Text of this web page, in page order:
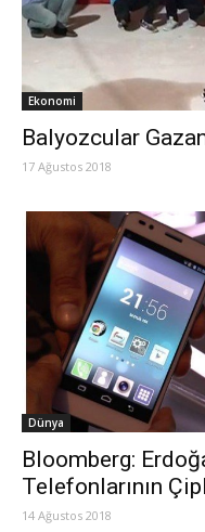
Ekonomi
Balyozcular
17 Ağustos 2018
Dünya
Bloomberg:
Telefonlarının
14 Ağustos 2018